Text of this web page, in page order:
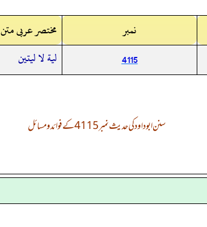
نمبر
مختصر عربی متن
4115 لية لا ليتين
سنن ابوداود کی حدیث نمبر 4115 کے فوائد و مسائل